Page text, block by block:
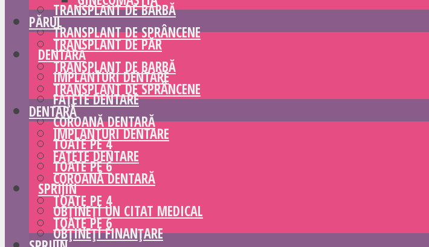
TRANSPLANT DE BARBĂ
TRANSPLANT DE SPRÂNCENE
DENTARĂ
IMPLANTURI DENTARE
FAȚETE DENTARE
COROANĂ DENTARĂ
TOATE PE 4
TOATE PE 6
SPRIJIN
OBȚINEȚI UN CITAT MEDICAL
OBȚINEȚI FINANȚARE
PĂRUL
TRANSPLANT DE PĂR
TRANSPLANT DE BARBĂ
TRANSPLANT DE SPRÂNCENE
DENTARĂ
IMPLANTURI DENTARE
FAȚETE DENTARE
COROANĂ DENTARĂ
TOATE PE 4
TOATE PE 6